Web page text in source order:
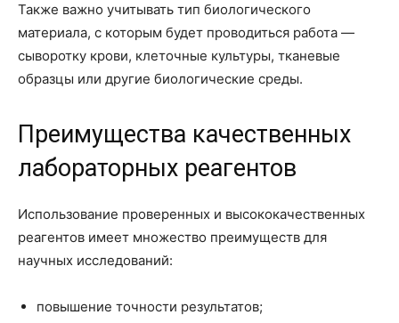
Также важно учитывать тип биологического
материала, с которым будет проводиться работа —
сыворотку крови, клеточные культуры, тканевые
образцы или другие биологические среды.
Преимущества качественных
лабораторных реагентов
Использование проверенных и высококачественных
реагентов имеет множество преимуществ для
научных исследований:
повышение точности результатов;